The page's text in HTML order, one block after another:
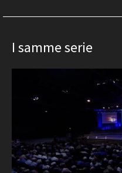
I samme serie